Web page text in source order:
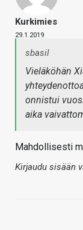
Kurkimies
29.1.2019
sbasil
Vieläköhän
onnistui
aika
Mahdollisesti
Kirjaudu sisään